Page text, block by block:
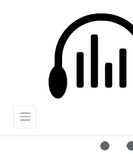
交换余生 林俊杰
正在为您搜索声音资源